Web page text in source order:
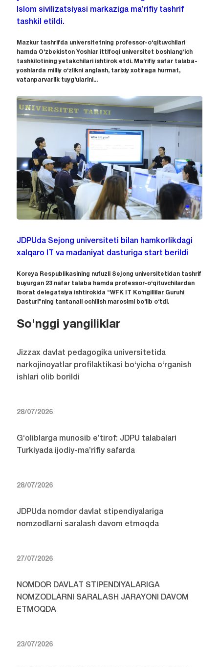
Islom sivilizatsiyasi markaziga ma’rifiy tashrif
tashkil etildi.
Mazkur tashrifda universitetning professor-o‘qituvchilari
hamda O‘zbekiston Yoshlar ittifoqi universitet boshlang‘ich
tashkilotining yetakchilari ishtirok etdi. Ma’rifiy safar talaba-
yoshlarda milliy o‘zlikni anglash, tarixiy xotiraga hurmat,
vatanparvarlik tuyg‘ularini...
JDPUda Sejong universiteti bilan hamkorlikdagi
xalqaro IT va madaniyat dasturiga start berildi
Koreya Respublikasining nufuzli Sejong universitetidan tashrif
buyurgan 23 nafar talaba hamda professor-o‘qituvchilardan
iborat delegatsiya ishtirokida “WFK IT Ko‘ngillilar Guruhi
Dasturi”ning tantanali ochilish marosimi bo‘lib o‘tdi.
So'nggi yangiliklar
Jizzax davlat pedagogika universitetida
narkojinoyatlar profilaktikasi bo‘yicha o‘rganish
ishlari olib borildi
28/07/2026
G‘oliblarga munosib e’tirof: JDPU talabalari
Turkiyada ijodiy-ma’rifiy safarda
28/07/2026
JDPUda nomdor davlat stipendiyalariga
nomzodlarni saralash davom etmoqda
27/07/2026
NOMDOR DAVLAT STIPENDIYALARIGA
NOMZODLARNI SARALASH JARAYONI DAVOM
ETMOQDA
23/07/2026